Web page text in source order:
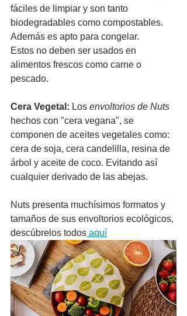
fáciles de limpiar y son tanto
biodegradables como compostables.
Además es apto para congelar.
Estos no deben ser usados en
alimentos frescos como carne o
pescado.
Cera Vegetal: Los envoltorios de Nuts
hechos con "cera vegana", se
componen de aceites vegetales como:
cera de soja, cera candelilla, resina de
árbol y aceite de coco. Evitando así
cualquier derivado de las abejas.
Nuts presenta muchísimos formatos y
tamaños de sus envoltorios ecológicos,
descúbrelos todos aquí